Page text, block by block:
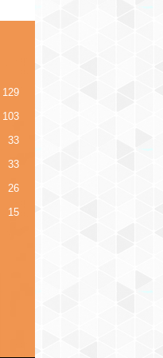
129
103
33
33
26
15